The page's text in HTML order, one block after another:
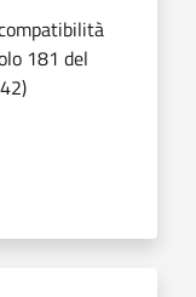
181 del